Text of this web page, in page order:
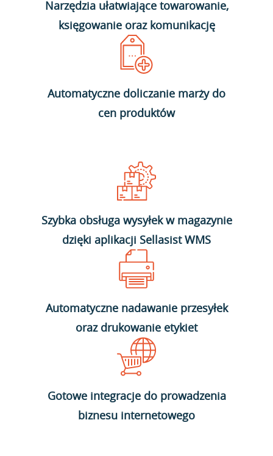
Narzędzia ułatwiające towarowanie,
księgowanie oraz komunikację
Automatyczne doliczanie marży do
cen produktów
Szybka obsługa wysyłek w magazynie
dzięki aplikacji Sellasist WMS
Automatyczne nadawanie przesyłek
oraz drukowanie etykiet
Gotowe integracje do prowadzenia
biznesu internetowego